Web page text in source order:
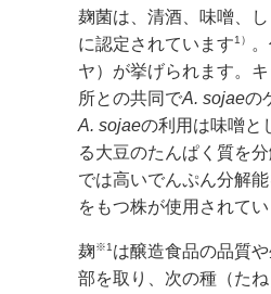
麹菌は、清酒、味噌、
に認定されています1）
ヤ）が挙げられます。
所との共同でA. sojaeの
A. sojaeの利用は味噌と
る大豆のたんぱく質を
では高いでんぷん分解
をもつ株が使用されてい
麹※1は醸造食品の品質
部を取り、次の種（た